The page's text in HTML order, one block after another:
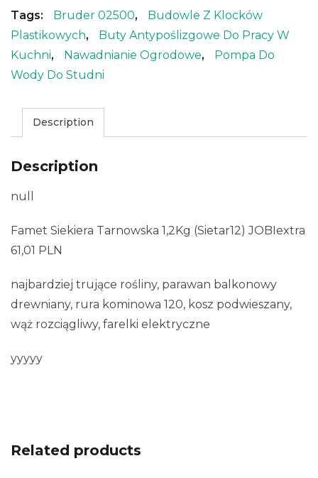
Tags: Bruder 02500,
Budowle Z Klocków
Plastikowych,
Buty Antypoślizgowe Do Pracy W
Kuchni, Nawadnianie Ogrodowe,
Pompa Do
Wody Do Studni
Description
Description
null
Famet Siekiera Tarnowska 1,2Kg (Sietar12) JOBIextra
61,01 PLN
najbardziej trujące rośliny, parawan balkonowy
drewniany, rura kominowa 120, kosz podwieszany,
wąż rozciągliwy, farelki elektryczne
yyyyy
Related products